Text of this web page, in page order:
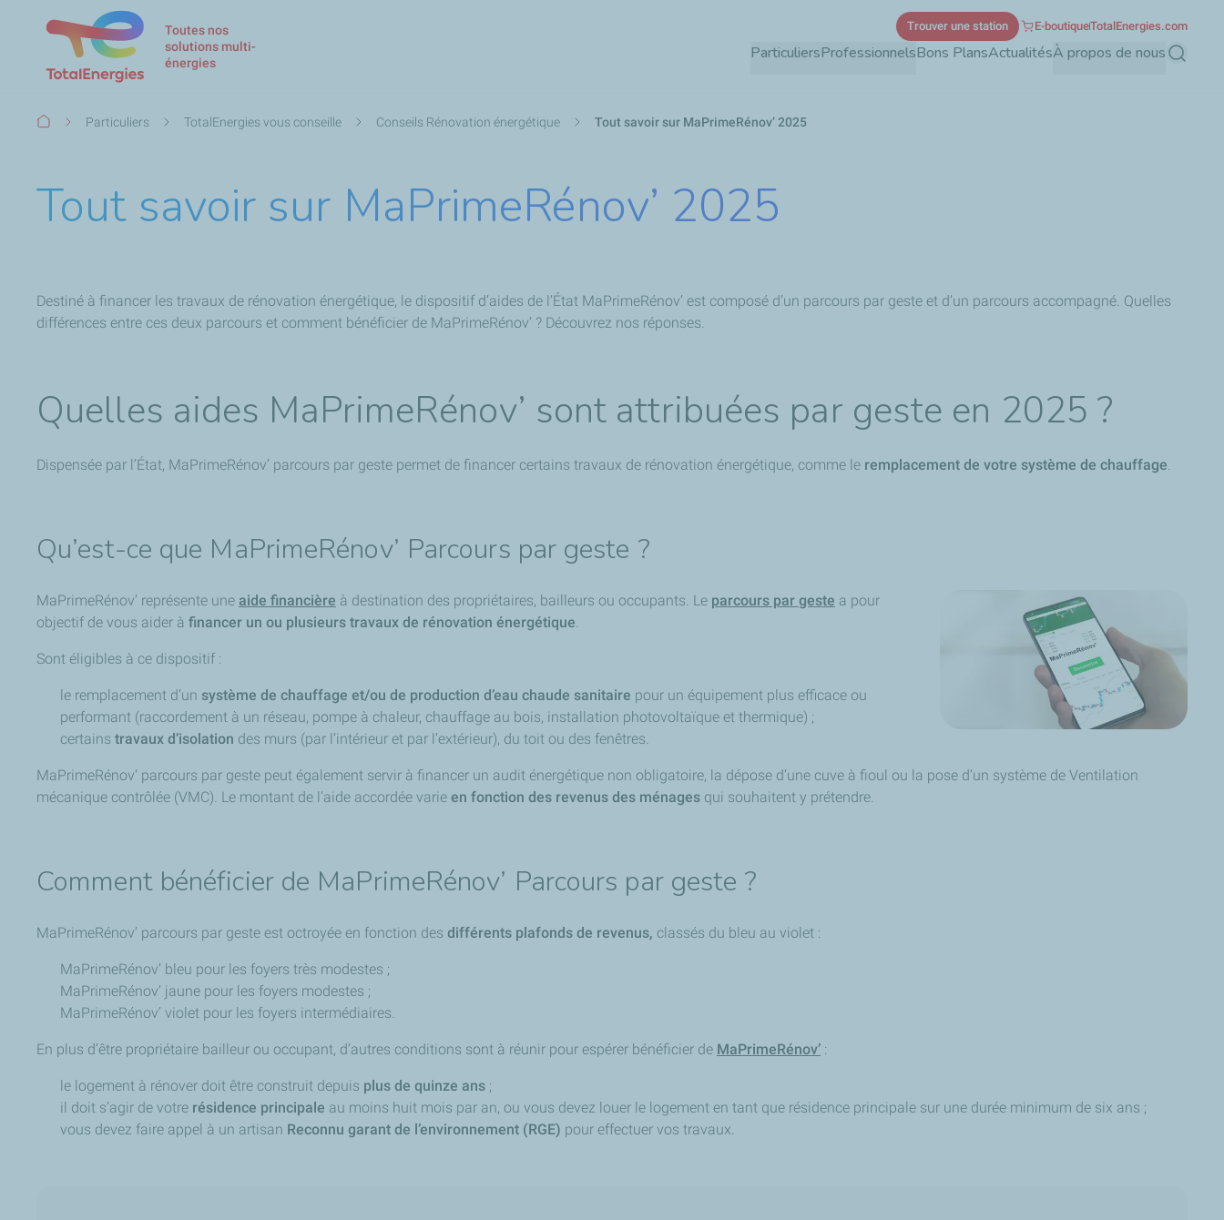
Toutes nos
solutions multi-
énergies
ParticuliersProfessionnelsBons PlansActualitésÀ propos de nous
Trouver une station E-boutiqueTotalEnergies.com
Fil
Particuliers TotalEnergies vous conseille Conseils Rénovation énergétique Tout savoir sur MaPrimeRénov’ 2025
Tout savoir sur MaPrimeRénov’ 2025
Destiné à financer les travaux de rénovation énergétique, le dispositif d’aides de l’État MaPrimeRénov’ est composé d’un parcours par geste et d’un parcours accompagné. Quelles
différences entre ces deux parcours et comment bénéficier de MaPrimeRénov’ ? Découvrez nos réponses.
Quelles aides MaPrimeRénov’ sont attribuées par geste en 2025 ?
Dispensée par l’État, MaPrimeRénov’ parcours par geste permet de financer certains travaux de rénovation énergétique, comme le remplacement de votre système de chauffage
Qu’est-ce que MaPrimeRénov’ Parcours par geste ?
MaPrimeRénov’ représente une aide financière à destination des propriétaires, bailleurs ou occupants. Le parcours par geste a pour
objectif de vous aider à financer un ou plusieurs travaux de rénovation énergétique
Sont éligibles à ce dispositif :
le remplacement d’un système de chauffage et/ou de production d’eau chaude sanitaire pour un équipement plus efficace ou
performant (raccordement à un réseau, pompe à chaleur, chauffage au bois, installation photovoltaïque et thermique) ;
certains travaux d’isolation des murs (par l’intérieur et par l’extérieur), du toit ou des fenêtres.
MaPrimeRénov’ parcours par geste peut également servir à financer un audit énergétique non obligatoire, la dépose d’une cuve à fioul ou la pose d’un système de Ventilation
mécanique contrôlée (VMC). Le montant de l’aide accordée varie en fonction des revenus des ménages qui souhaitent y prétendre.
Comment bénéficier de MaPrimeRénov’ Parcours par geste ?
MaPrimeRénov’ parcours par geste est octroyée en fonction des différents plafonds de revenus, classés du bleu au violet :
MaPrimeRénov’ bleu pour les foyers très modestes ;
MaPrimeRénov’ jaune pour les foyers modestes ;
MaPrimeRénov’ violet pour les foyers intermédiaires.
En plus d’être propriétaire bailleur ou occupant, d’autres conditions sont à réunir pour espérer bénéficier de MaPrimeRénov’ :
le logement à rénover doit être construit depuis plus de quinze ans ;
il doit s’agir de votre résidence principale au moins huit mois par an, ou vous devez louer le logement en tant que résidence principale sur une durée minimum de six ans ;
vous devez faire appel à un artisan Reconnu garant de l’environnement (RGE) pour effectuer vos travaux.